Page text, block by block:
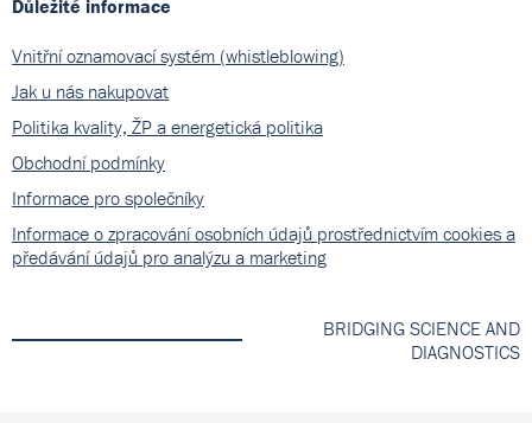
Důležité informace
Vnitřní oznamovací systém (whistleblowing)
Jak u nás nakupovat
Politika kvality, ŽP a energetická politika
Obchodní podmínky
Informace pro společníky
Informace o zpracování osobních údajů prostřednictvím cookies a
předávání údajů pro analýzu a marketing
BRIDGING SCIENCE AND
DIAGNOSTICS